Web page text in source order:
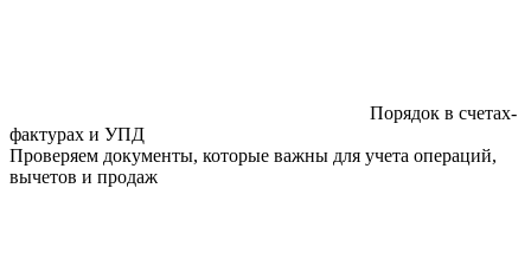
Порядок в счетах-
фактурах и УПД
Проверяем документы, которые важны для учета операций,
вычетов и продаж